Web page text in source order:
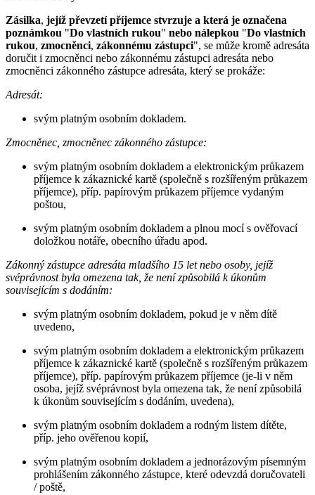
Zásilka, jejíž převzetí příjemce stvrzuje a která je označena
poznámkou "Do vlastních rukou" nebo nálepkou "Do vlastních
rukou, zmocněnci, zákonnému zástupci", se může kromě adresáta
doručit i zmocněnci nebo zákonnému zástupci adresáta nebo
zmocněnci zákonného zástupce adresáta, který se prokáže:
Adresát:
svým platným osobním dokladem.
Zmocněnec, zmocněnec zákonného zástupce:
svým platným osobním dokladem a elektronickým průkazem
příjemce k zákaznické kartě (společně s rozšířeným průkazem
příjemce), příp. papírovým průkazem příjemce vydaným
poštou,
svým platným osobním dokladem a plnou mocí s ověřovací
doložkou notáře, obecního úřadu apod.
Zákonný zástupce adresáta mladšího 15 let nebo osoby, jejíž
svéprávnost byla omezena tak, že není způsobilá k úkonům
souvisejícím s dodáním:
svým platným osobním dokladem, pokud je v něm dítě
uvedeno,
svým platným osobním dokladem a elektronickým průkazem
příjemce k zákaznické kartě (společně s rozšířeným průkazem
příjemce), příp. papírovým průkazem příjemce (je-li v něm
osoba, jejíž svéprávnost byla omezena tak, že není způsobilá
k úkonům souvisejícím s dodáním, uvedena),
svým platným osobním dokladem a rodným listem dítěte,
příp. jeho ověřenou kopií,
svým platným osobním dokladem a jednorázovým písemným
prohlášením zákonného zástupce, které odevzdá doručovateli
/ poště,